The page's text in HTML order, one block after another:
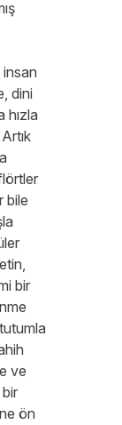
insan
dini
hızla
bile
bir
ve
bir
ön